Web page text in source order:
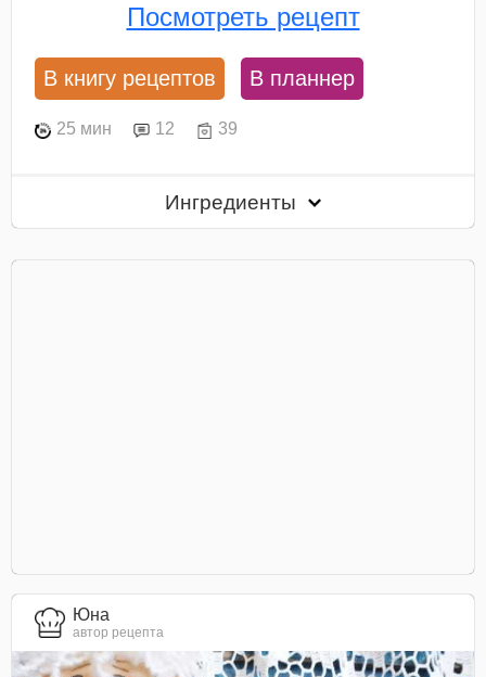
Посмотреть рецепт
В книгу рецептов В планнер
25 мин 12 39
Ингредиенты
Юна
автор рецепта